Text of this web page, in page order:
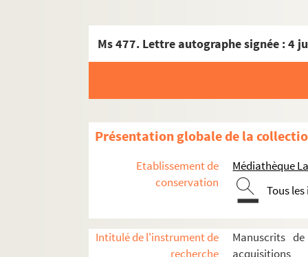
Ms 477. Lettre autographe signée : 4
Présentation globale de la
Etablissement de
conservation
Médiathèque
Tous
Intitulé de l'instrument de
recherche
Manuscrits
acquisitions